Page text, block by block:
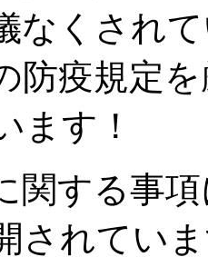
なくされ
防疫規定
ます！
関する事
されてい